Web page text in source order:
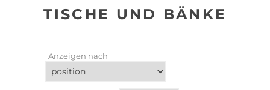
TISCHE UND BÄNKE
Anzeigen nach